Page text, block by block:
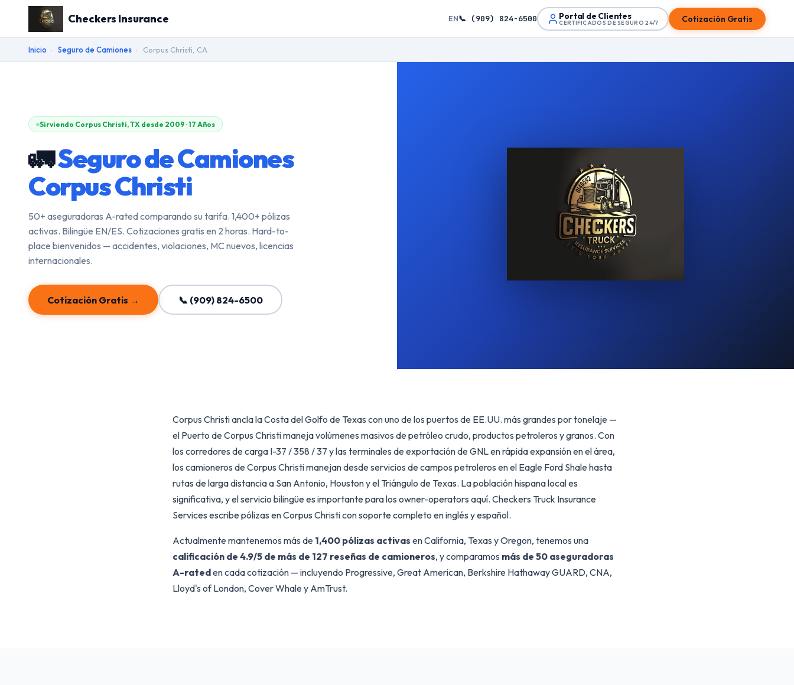
Checkers Insurance EN📞 (909) 824-6500 Portal de Clientes
CERTIFICADOS DE SEGURO 24/7 Cotización Gratis
Inicio › Seguro de Camiones › Corpus Christi, CA
Sirviendo Corpus Christi, TX desde 2009 · 17 Años
🚛Seguro de Camiones
Corpus Christi
50+ aseguradoras A-rated comparando su tarifa. 1,400+ pólizas
activas. Bilingüe EN/ES. Cotizaciones gratis en 2 horas. Hard-to-
place bienvenidos — accidentes, violaciones, MC nuevos, licencias
internacionales.
Cotización Gratis → 📞 (909) 824-6500
Corpus Christi ancla la Costa del Golfo de Texas con uno de los puertos de EE.UU. más grandes por tonelaje —
el Puerto de Corpus Christi maneja volúmenes masivos de petróleo crudo, productos petroleros y granos. Con
los corredores de carga I-37 / 358 / 37 y las terminales de exportación de GNL en rápida expansión en el área,
los camioneros de Corpus Christi manejan desde servicios de campos petroleros en el Eagle Ford Shale hasta
rutas de larga distancia a San Antonio, Houston y el Triángulo de Texas. La población hispana local es
significativa, y el servicio bilingüe es importante para los owner-operators aquí. Checkers Truck Insurance
Services escribe pólizas en Corpus Christi con soporte completo en inglés y español.
Actualmente mantenemos más de 1,400 pólizas activas en California, Texas y Oregon, tenemos una
calificación de 4.9/5 de más de 127 reseñas de camioneros, y comparamos más de 50 aseguradoras
A-rateden cada cotización — incluyendo Progressive, Great American, Berkshire Hathaway GUARD, CNA,
Lloyd's of London, Cover Whale y AmTrust.